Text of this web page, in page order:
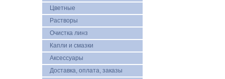
Цветные
Растворы
Очистка линз
Капли и смазки
Аксессуары
Доставка, оплата, заказы